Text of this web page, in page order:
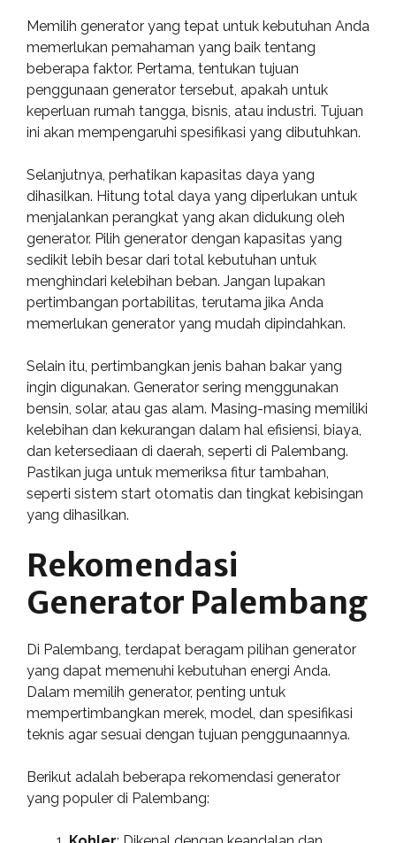
Memilih generator yang tepat untuk kebutuhan Anda
memerlukan pemahaman yang baik tentang
beberapa faktor. Pertama, tentukan tujuan
penggunaan generator tersebut, apakah untuk
keperluan rumah tangga, bisnis, atau industri. Tujuan
ini akan mempengaruhi spesifikasi yang dibutuhkan.
Selanjutnya, perhatikan kapasitas daya yang
dihasilkan. Hitung total daya yang diperlukan untuk
menjalankan perangkat yang akan didukung oleh
generator. Pilih generator dengan kapasitas yang
sedikit lebih besar dari total kebutuhan untuk
menghindari kelebihan beban. Jangan lupakan
pertimbangan portabilitas, terutama jika Anda
memerlukan generator yang mudah dipindahkan.
Selain itu, pertimbangkan jenis bahan bakar yang
ingin digunakan. Generator sering menggunakan
bensin, solar, atau gas alam. Masing-masing memiliki
kelebihan dan kekurangan dalam hal efisiensi, biaya,
dan ketersediaan di daerah, seperti di Palembang.
Pastikan juga untuk memeriksa fitur tambahan,
seperti sistem start otomatis dan tingkat kebisingan
yang dihasilkan.
Rekomendasi
Generator Palembang
Di Palembang, terdapat beragam pilihan generator
yang dapat memenuhi kebutuhan energi Anda.
Dalam memilih generator, penting untuk
mempertimbangkan merek, model, dan spesifikasi
teknis agar sesuai dengan tujuan penggunaannya.
Berikut adalah beberapa rekomendasi generator
yang populer di Palembang: